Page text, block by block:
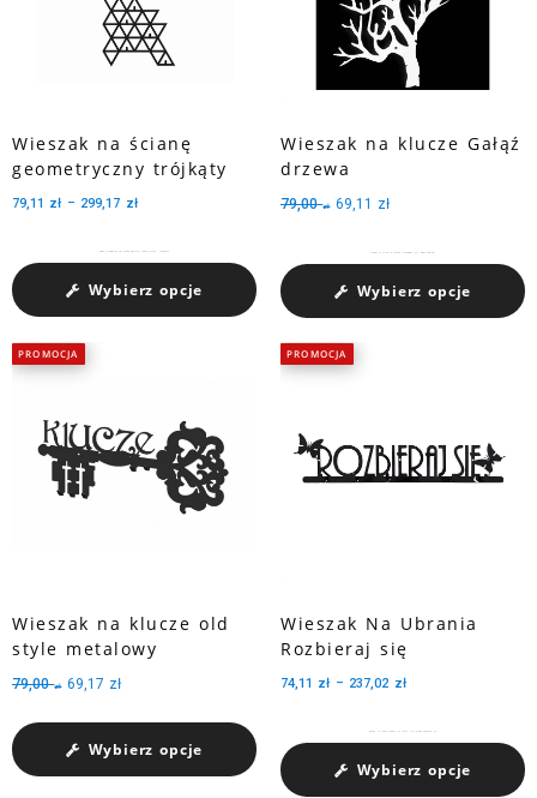
Wieszak na ścianę
geometryczny trójkąty
79,11 zł – 299,17 zł
Wybierz opcje
Wieszak na klucze Gałąź
drzewa
79,00zł 69,11 zł
Wybierz opcje
PROMOCJA
Wieszak na klucze old
style metalowy
79,00zł 69,17 zł
Wybierz opcje
PROMOCJA
Wieszak Na Ubrania
Rozbieraj się
74,11 zł – 237,02 zł
Wybierz opcje